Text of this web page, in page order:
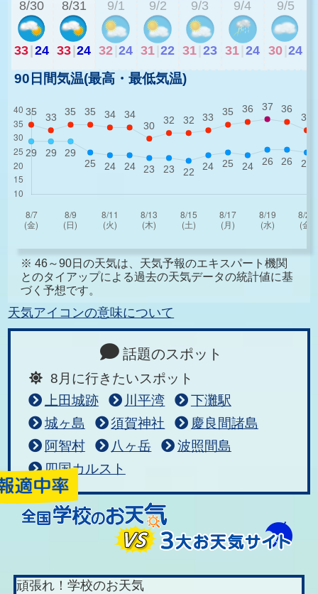
8/30
33|24
8/31
33|24
9/1
32 24
9/2
31 22
9/3
31 23
9/4
31 24
9/5
30 24
90日間気温(最高・最低気温)
※ 46～90日の天気は、天気予報のエキスパート機関
とのタイアップによる過去の天気データの統計値に基
づく予想です。
天気アイコンの意味について
話題のスポット
8月に行きたいスポット
上田城跡
川平湾
下灘駅
城ヶ島
須賀神社
慶良間諸島
阿智村
八ヶ岳
波照間島
四国カルスト
頑張れ！学校のお天気